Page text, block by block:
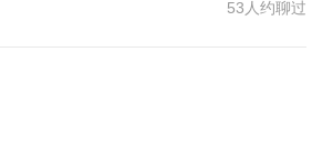
筹未来会给企业带来那些价值？
怎么回事？
构最亲睐什么样的企业;
53人约聊过